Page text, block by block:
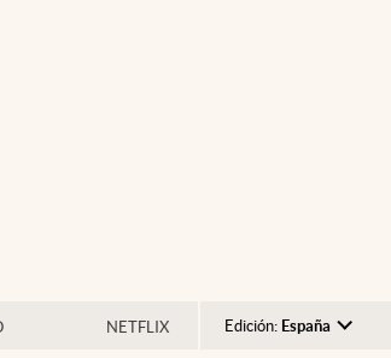
NETFLIX Edición: España